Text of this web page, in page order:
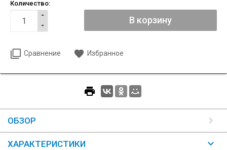
Количество:
Сравнение Избранное
ОБЗОР
ХАРАКТЕРИСТИКИ